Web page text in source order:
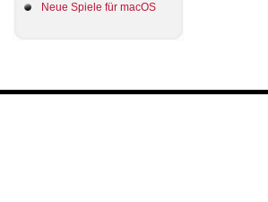
Neue Spiele für macOS